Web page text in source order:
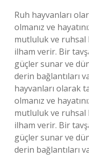
Ruh hayvanları
olmanız ve
mutluluk ve ruhsal
ilham verir. Bir
güçler sunar ve
derin bağlantıları
hayvanları olarak
olmanız ve
mutluluk ve ruhsal
ilham verir. Bir
güçler sunar ve
derin bağlantıları